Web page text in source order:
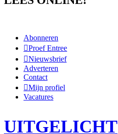
Abonneren
Proef Entree
Nieuwsbrief
Adverteren
Contact
Mijn profiel
Vacatures
UITGELICHT